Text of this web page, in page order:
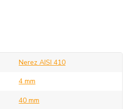
Nerez AISI 410
4 mm
40 mm